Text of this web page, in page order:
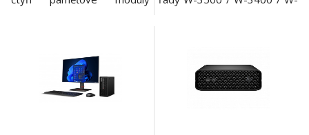
disky, dva interní 2,5" SATA /
NVMe U.2 šuplíky, dva 2.5Gb
LAN porty, integrovaný BMC
a podporu ASUS Control
grafických karet, USB 3.2 20
Gb/s Type-C a softwarem